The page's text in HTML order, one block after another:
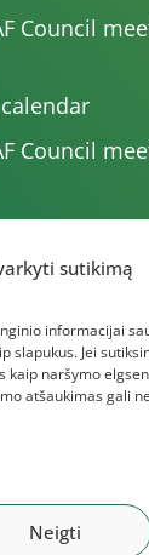
sutikimą
informacijai
slapukus. Jei
naršymo
atšaukimas gali
Neigti
Council
Council
of the
2025